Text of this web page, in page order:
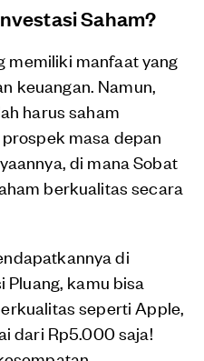
Saham?
memiliki manfaat yang
keuangan. Namun,
harus saham
masa depan
di mana Sobat
berkualitas secara
di
Pluang, kamu bisa
seperti Apple,
dari Rp5.000 saja!